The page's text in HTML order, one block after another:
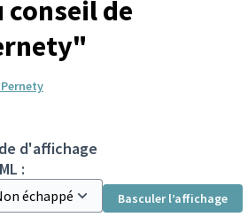
conseil de
d'affichage
:
Basculer l’affichage